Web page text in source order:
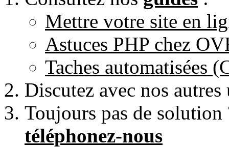
Mettre votre site en
Astuces PHP chez
Taches automatisées
Discutez avec nos
Toujours pas de
téléphonez-nous